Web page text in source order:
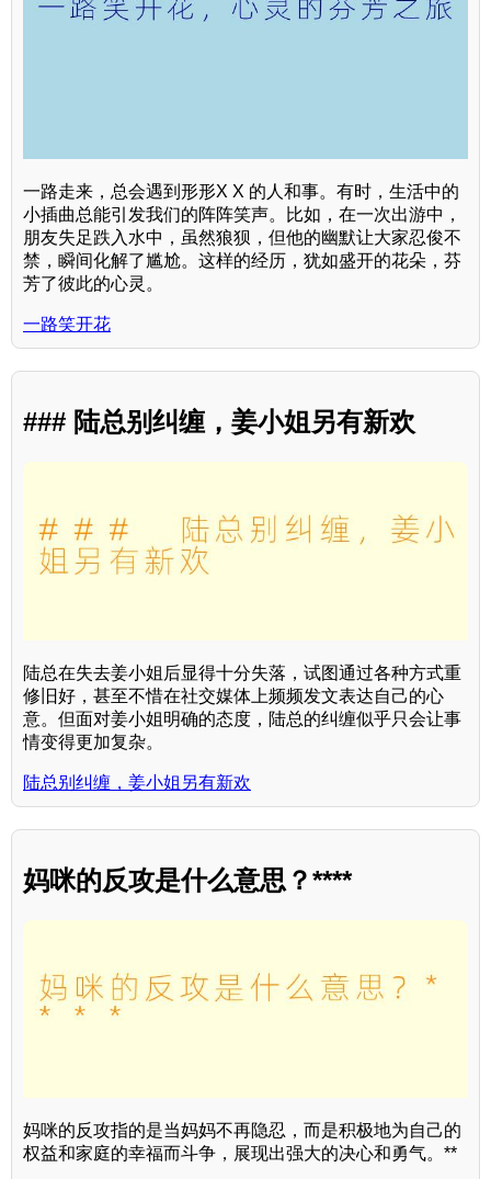
一路走来，总会遇到形形X X 的人和事。有时，生活中的
小插曲总能引发我们的阵阵笑声。比如，在一次出游中，
朋友失足跌入水中，虽然狼狈，但他的幽默让大家忍俊不
禁，瞬间化解了尴尬。这样的经历，犹如盛开的花朵，芬
芳了彼此的心灵。
一路笑开花
### 陆总别纠缠，姜小姐另有新欢
陆总在失去姜小姐后显得十分失落，试图通过各种方式重
修旧好，甚至不惜在社交媒体上频频发文表达自己的心
意。但面对姜小姐明确的态度，陆总的纠缠似乎只会让事
情变得更加复杂。
陆总别纠缠，姜小姐另有新欢
妈咪的反攻是什么意思？****
妈咪的反攻指的是当妈妈不再隐忍，而是积极地为自己的
权益和家庭的幸福而斗争，展现出强大的决心和勇气。**